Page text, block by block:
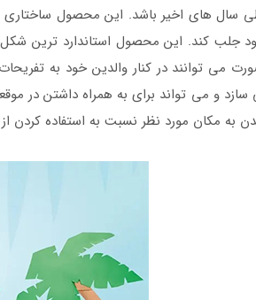
های اخیر باشد. این محصول ساختاری
جلب کند. این محصول استاندارد ترین
می توانند در کنار والدین خود به
و می تواند برای به همراه داشتن در
به مکان مورد نظر نسبت به استفاده